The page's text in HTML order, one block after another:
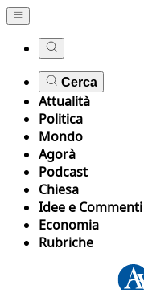
Cerca
Attualità
Politica
Mondo
Agorà
Podcast
Chiesa
Idee e Commenti
Economia
Rubriche